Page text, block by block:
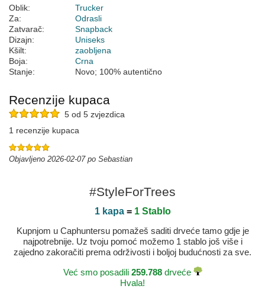
Oblik:
Trucker
Za:
Odrasli
Zatvarač:
Snapback
Dizajn:
Uniseks
Kšilt:
zaobljena
Boja:
Crna
Stanje:
Novo; 100% autentično
Recenzije kupaca
5 od 5 zvjezdica
1 recenzije kupaca
Objavljeno 2026-02-07 po Sebastian
#StyleForTrees
1 kapa= 1 Stablo
Kupnjom u Caphuntersu pomažeš saditi drveće tamo gdje je
najpotrebnije. Uz tvoju pomoć možemo 1 stablo još više i
zajedno zakoračiti prema održivosti i boljoj budućnosti za sve.
Već smo posadili 259.788drveće
Hvala!